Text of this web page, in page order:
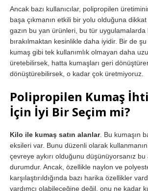
Ancak bazı kullanıcılar, polipropilen
başa çıkmanın etkili bir yolu olduğuna
gazın bu yan ürünleri, bu tür uygulamalarda
bırakılmaktan kesinlikle daha iyidir. Bir de
kumaş gibi tek kullanımlık olmayan daha
üretebilirsek, hatta kumaşları geri
dönüştürebilirsek, o kadar çok üretmiyoruz.
Polipropilen Kumaş
İçin İyi Bir Seçim mi?
Kilo ile kumaş satın alanlar. Bu kumaşın
eksileri var. Bunu düzenli olarak kullanmanın
çevreye aykırı olduğunu düşünüyorsanız bu
durumdur. Ancak, özellikle naylon ve
karşılaştırıldığında bazı harika özellikler
yardımcı olabileceğine değil, onu ne kadar